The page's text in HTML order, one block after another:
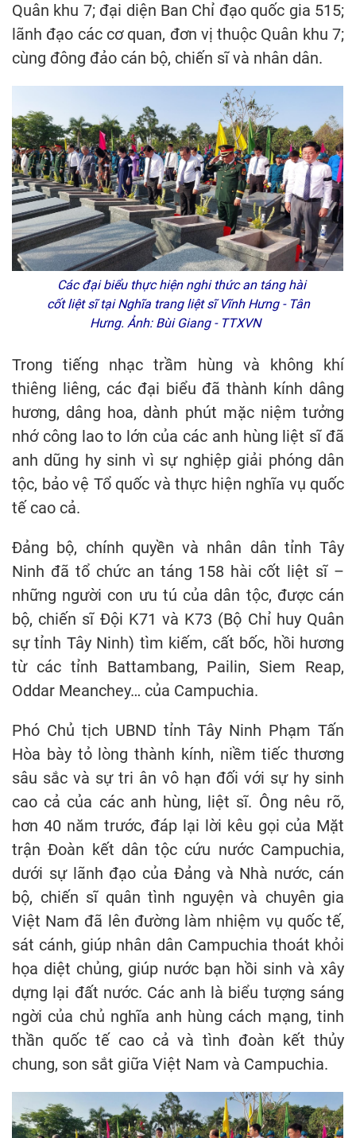
Quân khu 7; đại diện Ban Chỉ đạo quốc gia 515;
lãnh đạo các cơ quan, đơn vị thuộc Quân khu 7;
cùng đông đảo cán bộ, chiến sĩ và nhân dân.
Các đại biểu thực hiện nghi thức an táng hài
cốt liệt sĩ tại Nghĩa trang liệt sĩ Vĩnh Hưng - Tân
Hưng. Ảnh: Bùi Giang - TTXVN
Trong tiếng nhạc trầm hùng và không khí
thiêng liêng, các đại biểu đã thành kính dâng
hương, dâng hoa, dành phút mặc niệm tưởng
nhớ công lao to lớn của các anh hùng liệt sĩ đã
anh dũng hy sinh vì sự nghiệp giải phóng dân
tộc, bảo vệ Tổ quốc và thực hiện nghĩa vụ quốc
tế cao cả.
Đảng bộ, chính quyền và nhân dân tỉnh Tây
Ninh đã tổ chức an táng 158 hài cốt liệt sĩ –
những người con ưu tú của dân tộc, được cán
bộ, chiến sĩ Đội K71 và K73 (Bộ Chỉ huy Quân
sự tỉnh Tây Ninh) tìm kiếm, cất bốc, hồi hương
từ các tỉnh Battambang, Pailin, Siem Reap,
Oddar Meanchey… của Campuchia.
Phó Chủ tịch UBND tỉnh Tây Ninh Phạm Tấn
Hòa bày tỏ lòng thành kính, niềm tiếc thương
sâu sắc và sự tri ân vô hạn đối với sự hy sinh
cao cả của các anh hùng, liệt sĩ. Ông nêu rõ,
hơn 40 năm trước, đáp lại lời kêu gọi của Mặt
trận Đoàn kết dân tộc cứu nước Campuchia,
dưới sự lãnh đạo của Đảng và Nhà nước, cán
bộ, chiến sĩ quân tình nguyện và chuyên gia
Việt Nam đã lên đường làm nhiệm vụ quốc tế,
sát cánh, giúp nhân dân Campuchia thoát khỏi
họa diệt chủng, giúp nước bạn hồi sinh và xây
dựng lại đất nước. Các anh là biểu tượng sáng
ngời của chủ nghĩa anh hùng cách mạng, tinh
thần quốc tế cao cả và tình đoàn kết thủy
chung, son sắt giữa Việt Nam và Campuchia.